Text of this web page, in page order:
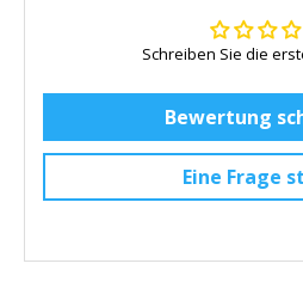
Schreiben Sie die
Bewertung
Eine Frage